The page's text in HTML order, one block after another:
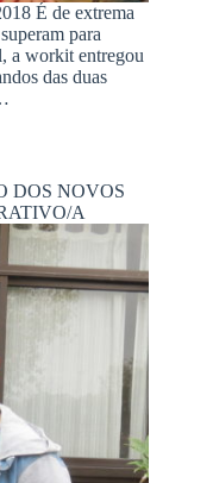
É de extrema
para
a workit entregou
das duas
DOS NOVOS
A